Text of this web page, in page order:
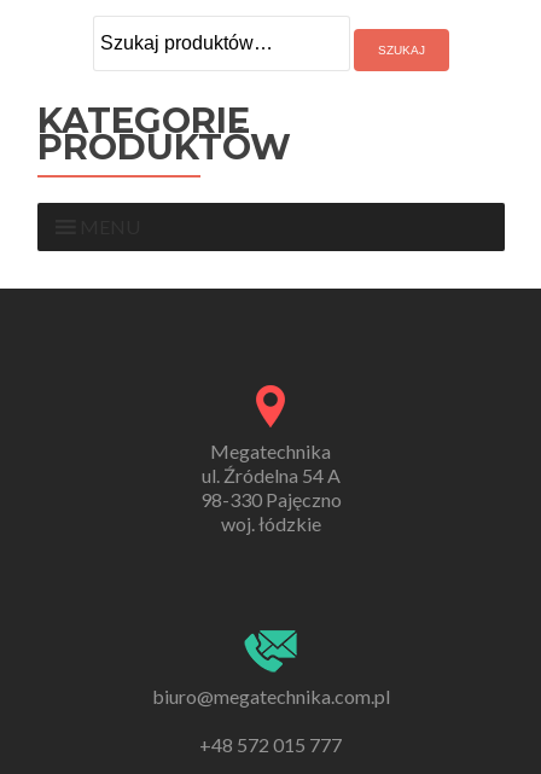
KATEGORIE
PRODUKTÓW
Megatechnika
ul. Źródelna 54 A
98-330 Pajęczno
woj. łódzkie
biuro@megatechnika.com.pl
+48 572 015 777